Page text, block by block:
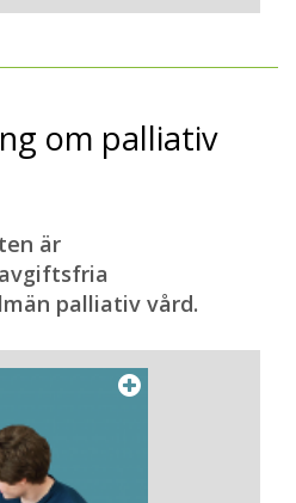
om palliativ
är
palliativ vård.